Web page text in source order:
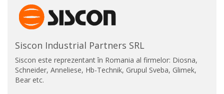
Siscon Industrial Partners SRL
Siscon este reprezentant în Romania al firmelor: Diosna,
Schneider, Anneliese, Hb-Technik, Grupul Sveba, Glimek,
Bear etc.